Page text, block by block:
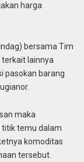
harga
bersama Tim
terkait lainnya
pasokan barang
maka
temu dalam
komoditas
tersebut.